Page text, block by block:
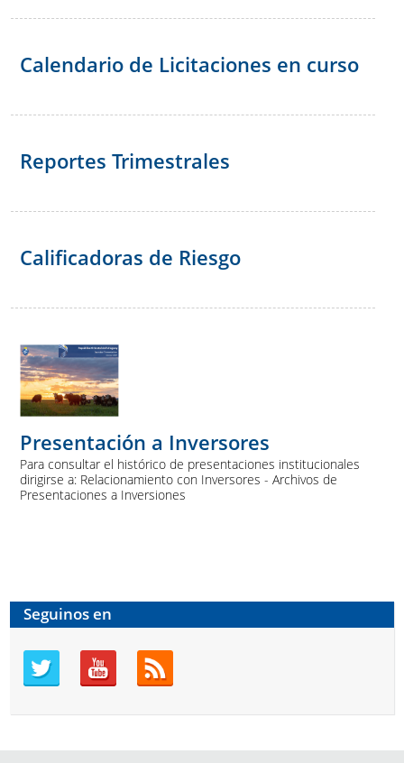
Calendario de Licitaciones en curso
Reportes Trimestrales
Calificadoras de Riesgo
Presentación a Inversores
Para consultar el histórico de presentaciones institucionales
dirigirse a: Relacionamiento con Inversores - Archivos de
Presentaciones a Inversiones
Seguinos en